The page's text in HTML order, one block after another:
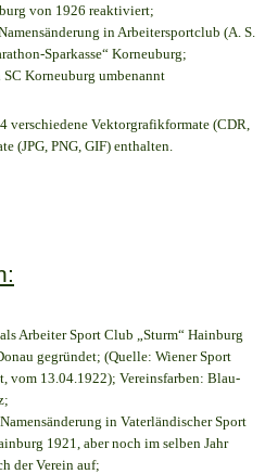
von 1926 reaktiviert;
in Arbeitersportclub (A. S.
Sparkasse“ Korneuburg;
Korneuburg umbenannt
verschiedene Vektorgrafikformate (CDR,
(JPG, PNG, GIF) enthalten.
Arbeiter Sport Club „Sturm“ Hainburg
gegründet; (Quelle: Wiener Sport
vom 13.04.1922); Vereinsfarben: Blau-
in Vaterländischer Sport
1921, aber noch im selben Jahr
der Verein auf;